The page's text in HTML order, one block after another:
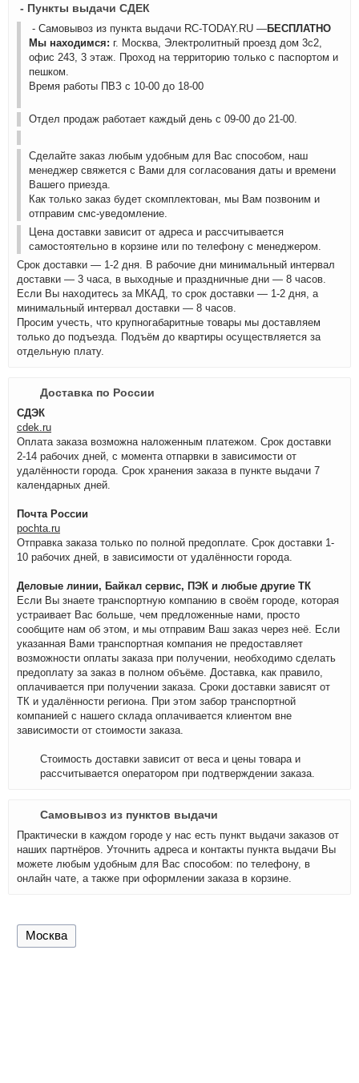
- Пункты выдачи СДЕК
- Самовывоз из пункта выдачи RC-TODAY.RU —БЕСПЛАТНО
Мы находимся: г. Москва, Электролитный проезд дом 3с2,
офис 243, 3 этаж. Проход на территорию только с паспортом и
пешком.
Время работы ПВЗ с 10-00 до 18-00
Отдел продаж работает каждый день с 09-00 до 21-00.
Сделайте заказ любым удобным для Вас способом, наш
менеджер свяжется с Вами для согласования даты и времени
Вашего приезда.
Как только заказ будет скомплектован, мы Вам позвоним и
отправим смс-уведомление.
Цена доставки зависит от адреса и рассчитывается
самостоятельно в корзине или по телефону с менеджером.
Срок доставки — 1-2 дня. В рабочие дни минимальный интервал
доставки — 3 часа, в выходные и праздничные дни — 8 часов.
Если Вы находитесь за МКАД, то срок доставки — 1-2 дня, а
минимальный интервал доставки — 8 часов.
Просим учесть, что крупногабаритные товары мы доставляем
только до подъезда. Подъём до квартиры осуществляется за
отдельную плату.
Доставка по России
СДЭК
cdek.ru
Оплата заказа возможна наложенным платежом. Срок доставки
2-14 рабочих дней, с момента отпарвки в зависимости от
удалённости города. Срок хранения заказа в пункте выдачи 7
календарных дней.
Почта России
pochta.ru
Отправка заказа только по полной предоплате. Срок доставки 1-
10 рабочих дней, в зависимости от удалённости города.
Деловые линии, Байкал сервис, ПЭК и любые другие ТК
Если Вы знаете транспортную компанию в своём городе, которая
устраивает Вас больше, чем предложенные нами, просто
сообщите нам об этом, и мы отправим Ваш заказ через неё. Если
указанная Вами транспортная компания не предоставляет
возможности оплаты заказа при получении, необходимо сделать
предоплату за заказ в полном объёме. Доставка, как правило,
оплачивается при получении заказа. Сроки доставки зависят от
ТК и удалённости региона. При этом забор транспортной
компанией с нашего склада оплачивается клиентом вне
зависимости от стоимости заказа.
Стоимость доставки зависит от веса и цены товара и
рассчитывается оператором при подтверждении заказа.
Самовывоз из пунктов выдачи
Практически в каждом городе у нас есть пункт выдачи заказов от
наших партнёров. Уточнить адреса и контакты пункта выдачи Вы
можете любым удобным для Вас способом: по телефону, в
онлайн чате, а также при оформлении заказа в корзине.
Москва